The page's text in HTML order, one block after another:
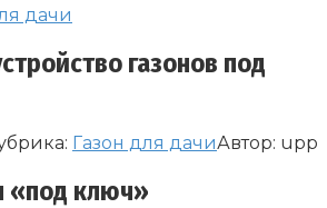
дачи
газонов под
Газон для дачиАвтор: upp
«под ключ»